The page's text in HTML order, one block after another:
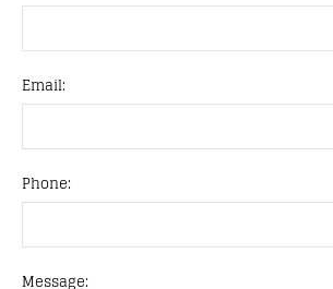
Email:
Phone:
Message: